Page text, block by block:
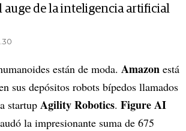
auge de la inteligencia artificial
están de moda. Amazon está
sus depósitos robots bípedos llamados
startup Agility Robotics. Figure AI
la impresionante suma de 675